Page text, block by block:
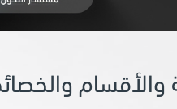
والأقسام